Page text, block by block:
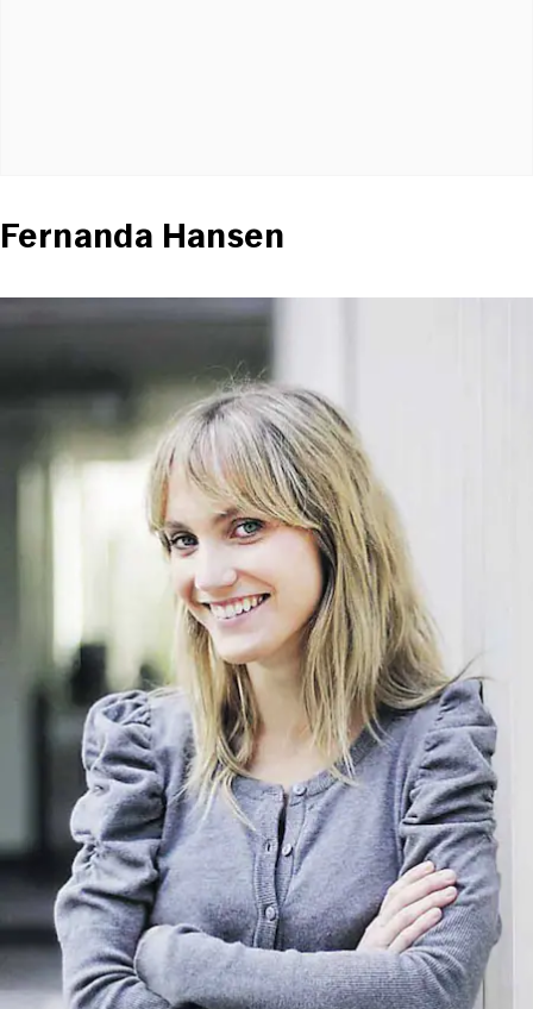
Fernanda Hansen